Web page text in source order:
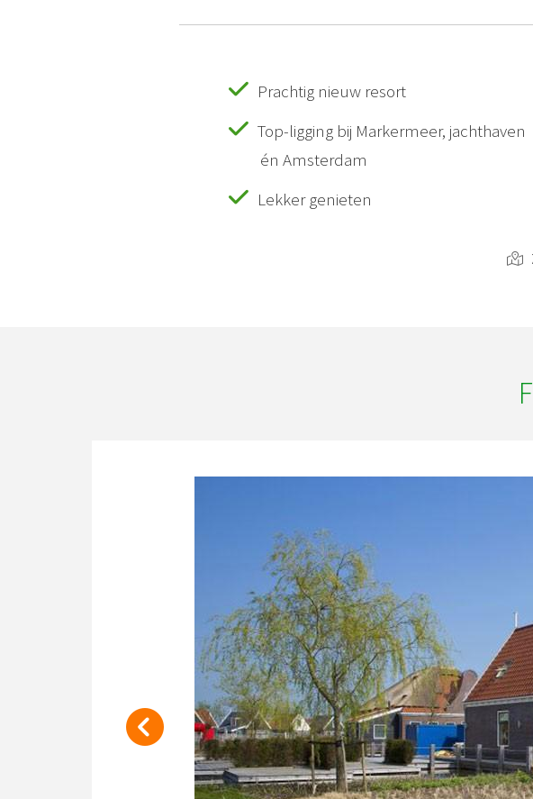
Prachtig nieuw resort
Top-ligging bij Markermeer, jachthaven
én Amsterdam
Lekker genieten